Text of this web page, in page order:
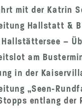
mit der Katrin
Hallstatt &
–
am
in der
„Seen-
entlang der